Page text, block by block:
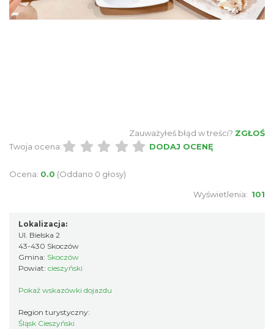
Zauważyłeś błąd w treści? ZGŁOŚ
Twoja ocena:
DODAJ OCENĘ
Ocena: 0.0 (Oddano 0 głosy)
Wyświetlenia: 101
Lokalizacja:
Ul. Bielska 2
43-430 Skoczów
Gmina: Skoczów
Powiat: cieszyński
Pokaż wskazówki dojazdu
Region turystyczny:
Śląsk Cieszyński